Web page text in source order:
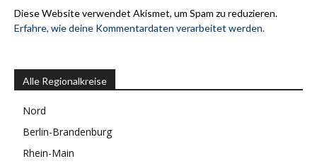
Diese Website verwendet Akismet, um Spam zu reduzieren.
Erfahre, wie deine Kommentardaten verarbeitet werden.
Alle Regionalkreise
Nord
Berlin-Brandenburg
Rhein-Main